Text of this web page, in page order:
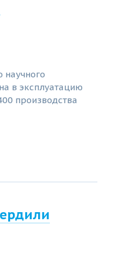
научного
в эксплуатацию
производства